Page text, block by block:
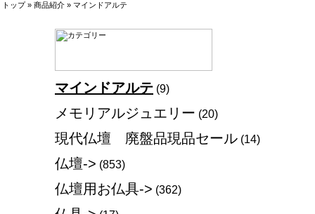
トップ» 商品紹介 » マインドアルテ
マインドアルテ (9)
メモリアルジュエリー (20)
現代仏壇 廃盤品現品セール (14)
仏壇-> (853)
仏壇用お仏具-> (362)